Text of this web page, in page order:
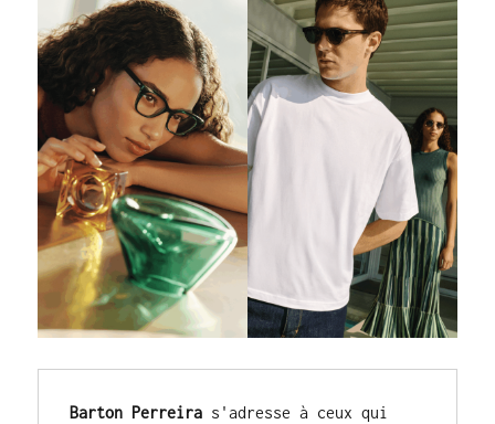
Barton Perreira s'adresse à ceux qui